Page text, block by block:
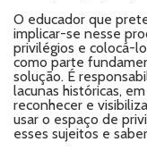
O educador que
implicar-se nesse
privilégios e colocá-
como parte
solução. É
lacunas históricas,
reconhecer e
usar o espaço de
esses sujeitos e